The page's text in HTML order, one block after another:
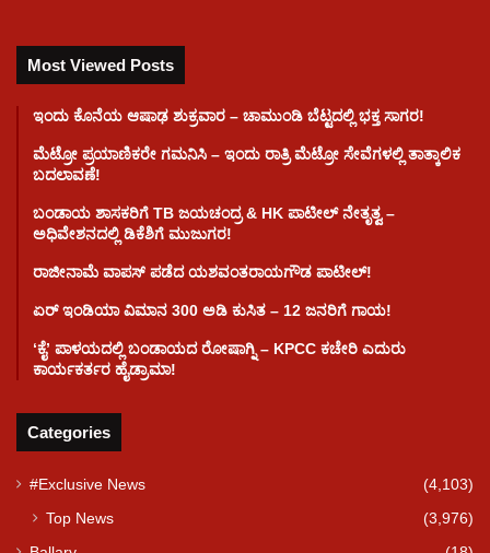
Most Viewed Posts
ಇಂದು ಕೊನೆಯ ಆಷಾಢ ಶುಕ್ರವಾರ – ಚಾಮುಂಡಿ ಬೆಟ್ಟದಲ್ಲಿ ಭಕ್ತ ಸಾಗರ!
ಮೆಟ್ರೋ ಪ್ರಯಾಣಿಕರೇ ಗಮನಿಸಿ – ಇಂದು ರಾತ್ರಿ ಮೆಟ್ರೋ ಸೇವೆಗಳಲ್ಲಿ ತಾತ್ಕಾಲಿಕ
ಬದಲಾವಣೆ!
ಬಂಡಾಯ ಶಾಸಕರಿಗೆ TB ಜಯಚಂದ್ರ & HK ಪಾಟೀಲ್ ನೇತೃತ್ವ –
ಅಧಿವೇಶನದಲ್ಲಿ ಡಿಕೆಶಿಗೆ ಮುಜುಗರ!
ರಾಜೀನಾಮೆ ವಾಪಸ್ ಪಡೆದ ಯಶವಂತರಾಯಗೌಡ ಪಾಟೀಲ್‌!
ಏರ್ ಇಂಡಿಯಾ ವಿಮಾನ 300 ಅಡಿ ಕುಸಿತ – 12 ಜನರಿಗೆ ಗಾಯ!
ʻಕೈʼ​ ಪಾಳಯದಲ್ಲಿ ಬಂಡಾಯದ ರೋಷಾಗ್ನಿ – KPCC ಕಚೇರಿ ಎದುರು
ಕಾರ್ಯಕರ್ತರ ಹೈಡ್ರಾಮಾ!
Categories
#Exclusive News (4,103)
Top News (3,976)